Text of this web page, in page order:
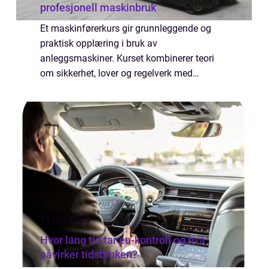
profesjonell maskinbruk
Et maskinførerkurs gir grunnleggende og
praktisk opplæring i bruk av
anleggsmaskiner. Kurset kombinerer teori
om sikkerhet, lover og regelverk med
gravemaskin, hjullaster og dumper. Målet er
enkel og trygg håndtering ...
11 juli 2026
Hvor lang tid tar eu-kontroll og hva
påvirker tidsbruken?